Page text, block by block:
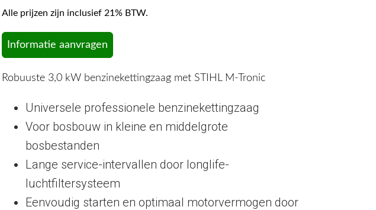
Alle prijzen zijn inclusief 21% BTW.
Informatie aanvragen
Robuuste 3,0 kW benzinekettingzaag met STIHL M-Tronic
Universele professionele benzinekettingzaag
Voor bosbouw in kleine en middelgrote
bosbestanden
Lange service-intervallen door longlife-
luchtfiltersysteem
Eenvoudig starten en optimaal motorvermogen door